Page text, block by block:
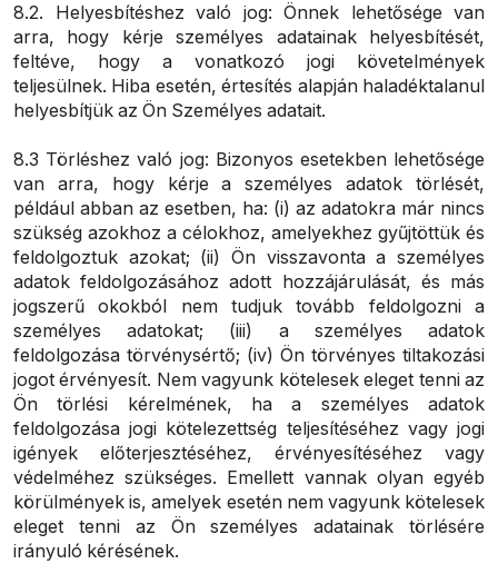
8.2. Helyesbítéshez való jog: Önnek lehetősége van
arra, hogy kérje személyes adatainak helyesbítését,
feltéve, hogy a vonatkozó jogi követelmények
teljesülnek. Hiba esetén, értesítés alapján haladéktalanul
helyesbítjük az Ön Személyes adatait.
8.3 Törléshez való jog: Bizonyos esetekben lehetősége
van arra, hogy kérje a személyes adatok törlését,
például abban az esetben, ha: (i) az adatokra már nincs
szükség azokhoz a célokhoz, amelyekhez gyűjtöttük és
feldolgoztuk azokat; (ii) Ön visszavonta a személyes
adatok feldolgozásához adott hozzájárulását, és más
jogszerű okokból nem tudjuk tovább feldolgozni a
személyes adatokat; (iii) a személyes adatok
feldolgozása törvénysértő; (iv) Ön törvényes tiltakozási
jogot érvényesít. Nem vagyunk kötelesek eleget tenni az
Ön törlési kérelmének, ha a személyes adatok
feldolgozása jogi kötelezettség teljesítéséhez vagy jogi
igények előterjesztéséhez, érvényesítéséhez vagy
védelméhez szükséges. Emellett vannak olyan egyéb
körülmények is, amelyek esetén nem vagyunk kötelesek
eleget tenni az Ön személyes adatainak törlésére
irányuló kérésének.